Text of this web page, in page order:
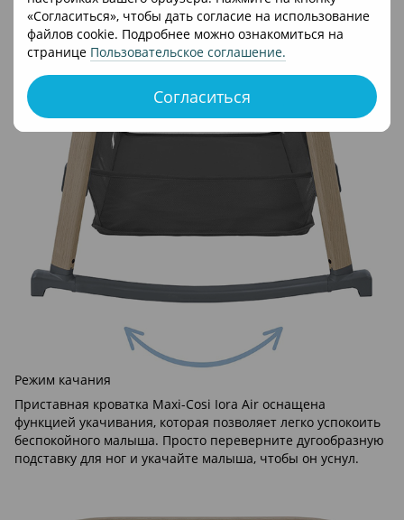
«Согласиться», чтобы дать согласие на использование
файлов cookie. Подробнее можно ознакомиться на
странице Пользовательское соглашение.
Согласиться
Режим качания
Приставная кроватка Maxi-Cosi Iora Air оснащена
функцией укачивания, которая позволяет легко успокоить
беспокойного малыша. Просто переверните дугообразную
подставку для ног и укачайте малыша, чтобы он уснул.